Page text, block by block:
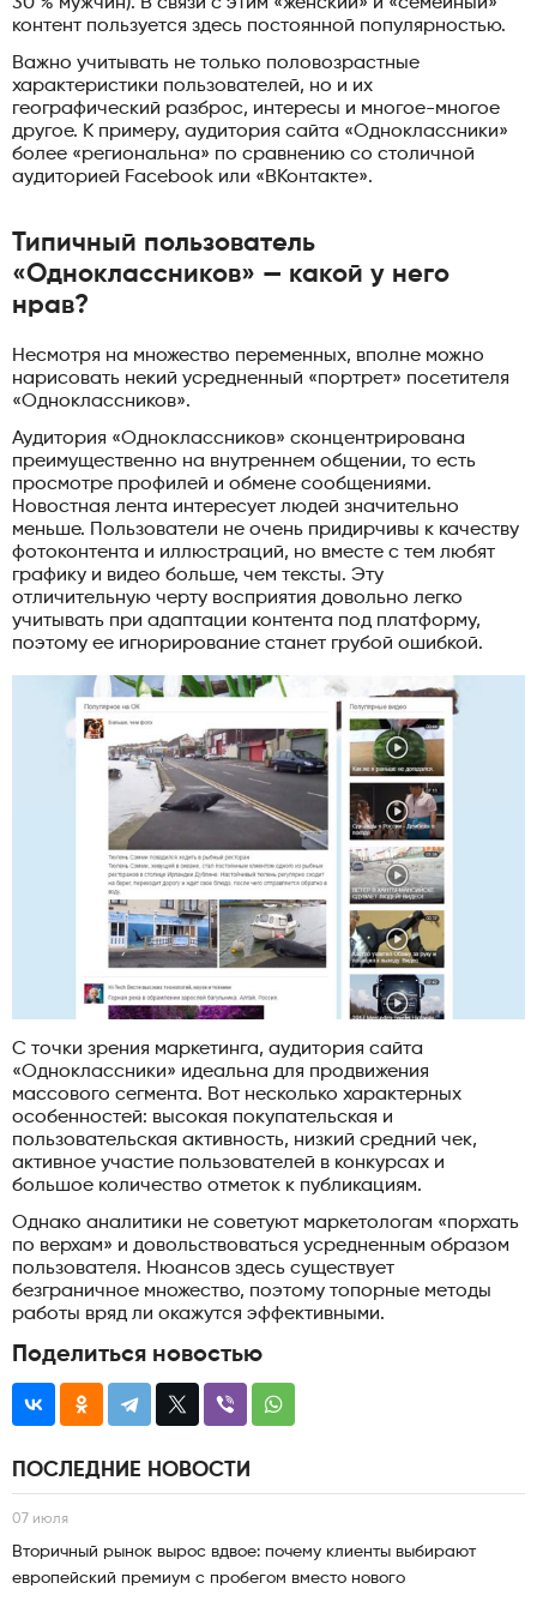
30 % мужчин). В связи с этим «женский» и «семейный»
контент пользуется здесь постоянной популярностью.
Важно учитывать не только половозрастные
характеристики пользователей, но и их
географический разброс, интересы и многое-многое
другое. К примеру, аудитория сайта «Одноклассники»
более «региональна» по сравнению со столичной
аудиторией Facebook или «ВКонтакте».
Типичный пользователь
«Одноклассников» — какой у него
нрав?
Несмотря на множество переменных, вполне можно
нарисовать некий усредненный «портрет» посетителя
«Одноклассников».
Аудитория «Одноклассников» сконцентрирована
преимущественно на внутреннем общении, то есть
просмотре профилей и обмене сообщениями.
Новостная лента интересует людей значительно
меньше. Пользователи не очень придирчивы к качеству
фотоконтента и иллюстраций, но вместе с тем любят
графику и видео больше, чем тексты. Эту
отличительную черту восприятия довольно легко
учитывать при адаптации контента под платформу,
поэтому ее игнорирование станет грубой ошибкой.
С точки зрения маркетинга, аудитория сайта
«Одноклассники» идеальна для продвижения
массового сегмента. Вот несколько характерных
особенностей: высокая покупательская и
пользовательская активность, низкий средний чек,
активное участие пользователей в конкурсах и
большое количество отметок к публикациям.
Однако аналитики не советуют маркетологам «порхать
по верхам» и довольствоваться усредненным образом
пользователя. Нюансов здесь существует
безграничное множество, поэтому топорные методы
работы вряд ли окажутся эффективными.
Поделиться новостью
ПОСЛЕДНИЕ НОВОСТИ
07 июля
Вторичный рынок вырос вдвое: почему клиенты выбирают
европейский премиум с пробегом вместо нового